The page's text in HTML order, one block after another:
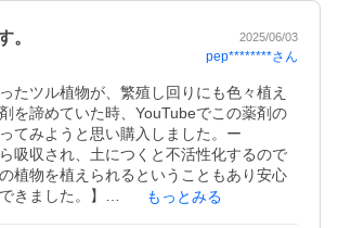
。 2025/06/03
pep********さん
たツル植物が、繁殖し回りにも色々植え
を諦めていた時、YouTubeでこの薬剤の
てみようと思い購入しました。ー
ら吸収され、土につくと不活性化するので
植物を植えられるということもあり安心
きました。】
もっとみる